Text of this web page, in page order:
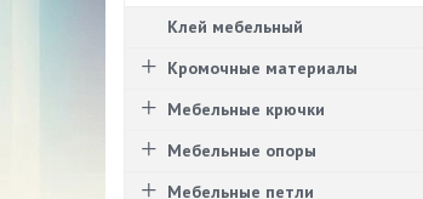
Клей мебельный
Кромочные материалы
Мебельные крючки
Мебельные опоры
Мебельные петли